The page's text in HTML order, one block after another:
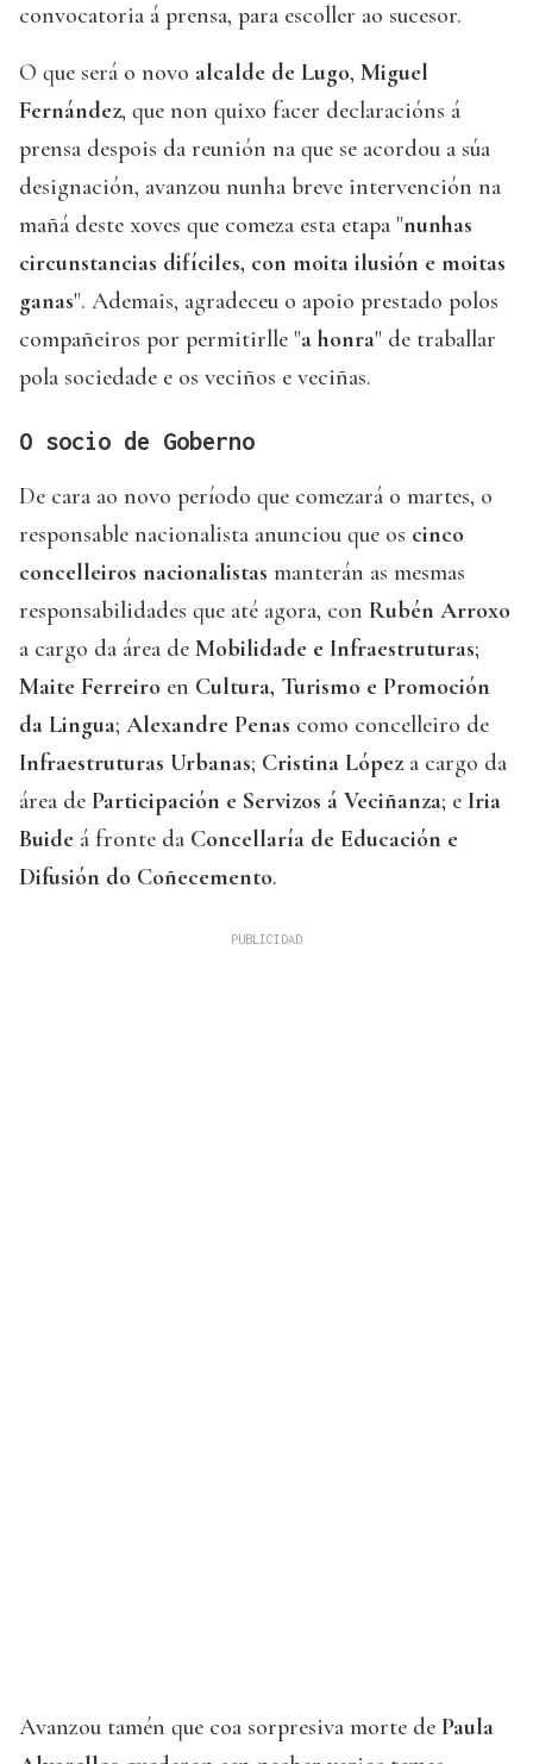
convocatoria á prensa, para escoller ao sucesor.
O que será o novo alcalde de Lugo, Miguel
Fernández, que non quixo facer declaracións á
prensa despois da reunión na que se acordou a súa
designación, avanzou nunha breve intervención na
mañá deste xoves que comeza esta etapa "nunhas
circunstancias difíciles, con moita ilusión e moitas
ganas". Ademais, agradeceu o apoio prestado polos
compañeiros por permitirlle "a honra" de traballar
pola sociedade e os veciños e veciñas.
O socio de Goberno
De cara ao novo período que comezará o martes, o
responsable nacionalista anunciou que os cinco
concelleiros nacionalistas manterán as mesmas
responsabilidades que até agora, con Rubén Arroxo
a cargo da área de Mobilidade e Infraestruturas;
Maite Ferreiro en Cultura, Turismo e Promoción
da Lingua; Alexandre Penas como concelleiro de
Infraestruturas Urbanas; Cristina López a cargo da
área de Participación e Servizos á Veciñanza; e Iria
Buide á fronte da Concellaría de Educación e
Difusión do Coñecemento.
Avanzou tamén que coa sorpresiva morte de Paula